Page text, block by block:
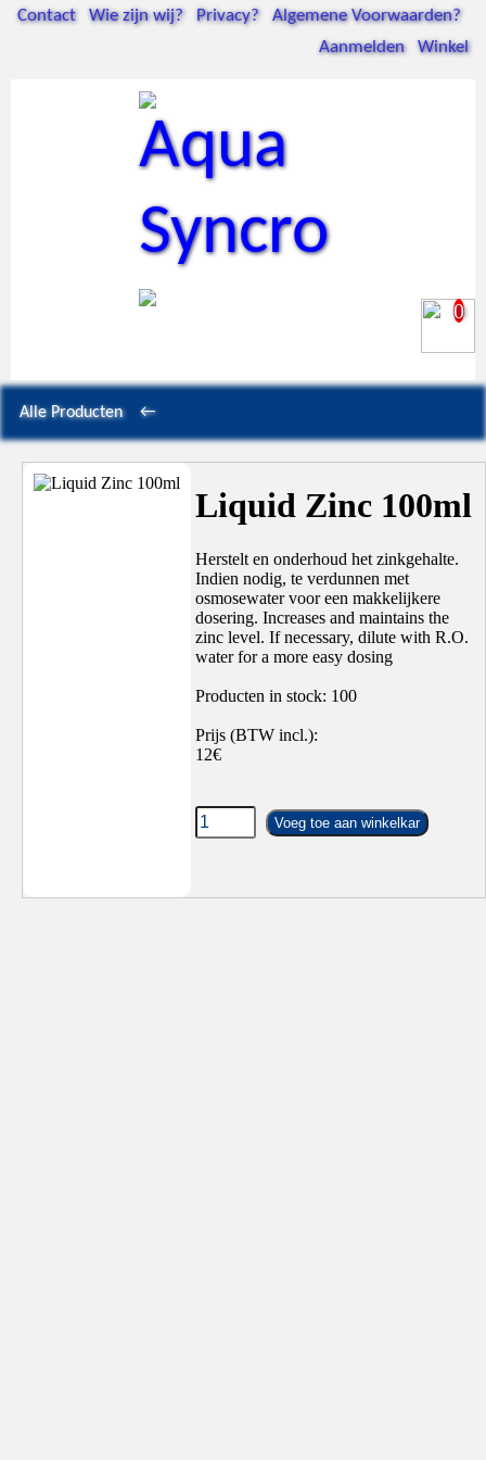
Contact Wie zijn wij? Privacy?
Algemene Voorwaarden?
Aanmelden
Winkel
Aqua
Syncro
0
Alle Producten ←
Liquid Zinc 100ml
Herstelt en onderhoud het zinkgehalte.
Indien nodig, te verdunnen met
osmosewater voor een makkelijkere
dosering. Increases and maintains the
zinc level. If necessary, dilute with R.O.
water for a more easy dosing
Producten in stock: 100
Prijs (BTW incl.):
12€
Voeg toe aan winkelkar